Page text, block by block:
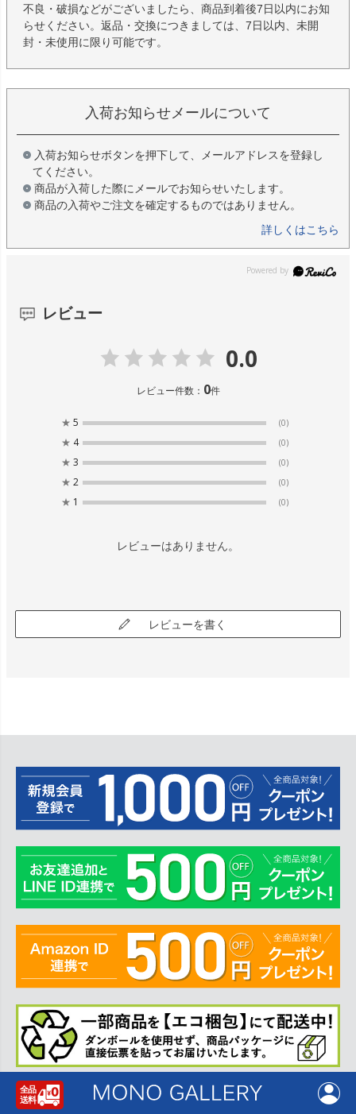
不良・破損などがございましたら、商品到着後7日以内にお知
らせください。返品・交換につきましては、7日以内、未開
封・未使用に限り可能です。
入荷お知らせメールについて
入荷お知らせボタンを押下して、メールアドレスを登録し
てください。
商品が入荷した際にメールでお知らせいたします。
商品の入荷やご注文を確定するものではありません。
詳しくはこちら
レビュー
0.0
レビュー件数： 0件
★ 5 (0)
★ 4 (0)
★ 3 (0)
★ 2 (0)
★ 1 (0)
レビューはありません。
レビューを書く